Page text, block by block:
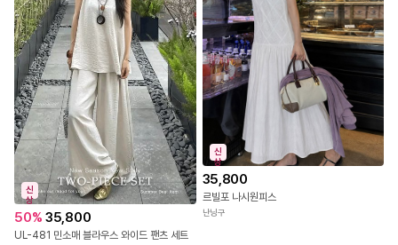
신
상
50% 35,800
UL-481 민소매 블라우스 와이드 팬츠 세트
신
상
35,800
르빌포 나시원피스
난닝구